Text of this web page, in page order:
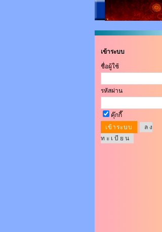
เข้าระบบ
ชื่อผู้ใช้
รหัสผ่าน
คุ๊กกี๊
ล ง
ท ะ เ บี ย น